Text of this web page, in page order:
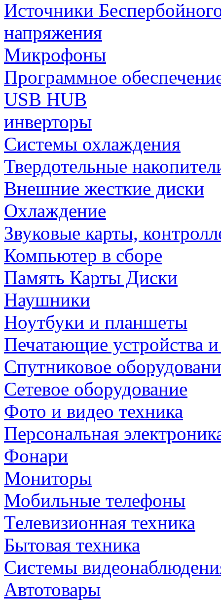
Источники
напряжения
Микрофоны
Программное
USB HUB
инверторы
Системы охлаждения
Твердотельные
Внешние жесткие диски
Охлаждение
Звуковые карты,
Компьютер в сборе
Память Карты Диски
Наушники
Ноутбуки и планшеты
Печатающие устройства
Спутниковое
Сетевое оборудование
Фото и видео техника
Персональная
Фонари
Мониторы
Мобильные телефоны
Телевизионная техника
Бытовая техника
Cистемы
Автотовары